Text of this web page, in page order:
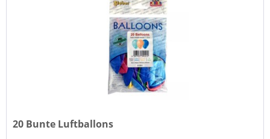
20 Bunte Luftballons